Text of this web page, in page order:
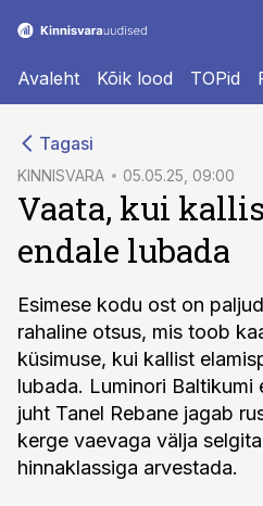
Avaleht Kõik lood TOPid
Tagasi
KINNISVARA 05.05.25, 09:00
Vaata, kui
endale lubada
Esimese kodu ost on
rahaline otsus, mis toob
küsimuse, kui kallist
lubada. Luminori Baltikumi
juht Tanel Rebane jagab
kerge vaevaga välja
hinnaklassiga arvestada.